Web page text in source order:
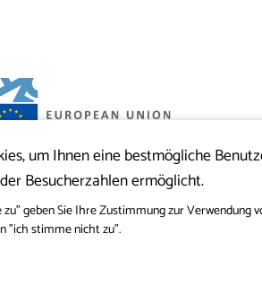
und von der Europäischen Union aus dem
Fonds für regionale Entwicklung
um Ihnen eine bestmögliche
Besucherzahlen ermöglicht.
geben Sie Ihre Zustimmung zur Verwendung
"ich stimme nicht zu".